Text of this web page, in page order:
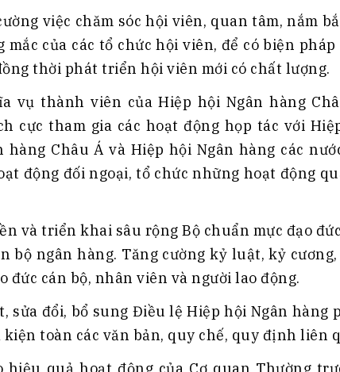
việc chăm sóc hội viên, quan tâm, nắm
mắc của các tổ chức hội viên, để có biện
thời phát triển hội viên mới có chất lượng.
vụ thành viên của Hiệp hội Ngân hàng
cực tham gia các hoạt động họp tác với
hàng Châu Á và Hiệp hội Ngân hàng các
động đối ngoại, tổ chức những hoạt động
và triển khai sâu rộng Bộ chuẩn mực đạo
bộ ngân hàng. Tăng cường kỷ luật, kỷ
đức cán bộ, nhân viên và người lao động.
sửa đổi, bổ sung Điều lệ Hiệp hội Ngân hàng
toàn các văn bản, quy chế, quy định liên